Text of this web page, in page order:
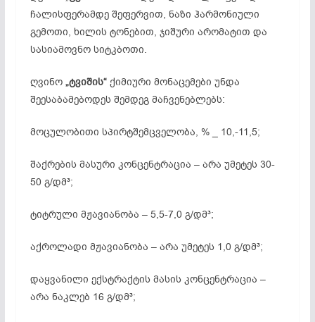
ჩალისფერამდე შეფერვით, ნაზი ჰარმონიული
გემოთი, ხილის ტონებით, ჯიშური არომატით და
სასიამოვნო სიტკბოთი.
ღვინო „ტვიშის“ქიმიური მონაცემები უნდა
შეესაბამებოდეს შემდეგ მაჩვენებლებს:
მოცულობითი სპირტშემცველობა, % _ 10,-11,5;
შაქრების მასური კონცენტრაცია – არა უმეტეს 30-
50 გ/დმ³;
ტიტრული მჟავიანობა – 5,5-7,0 გ/დმ³;
აქროლადი მჟავიანობა – არა უმეტეს 1,0 გ/დმ³;
დაყვანილი ექსტრაქტის მასის კონცენტრაცია –
არა ნაკლებ 16 გ/დმ³;